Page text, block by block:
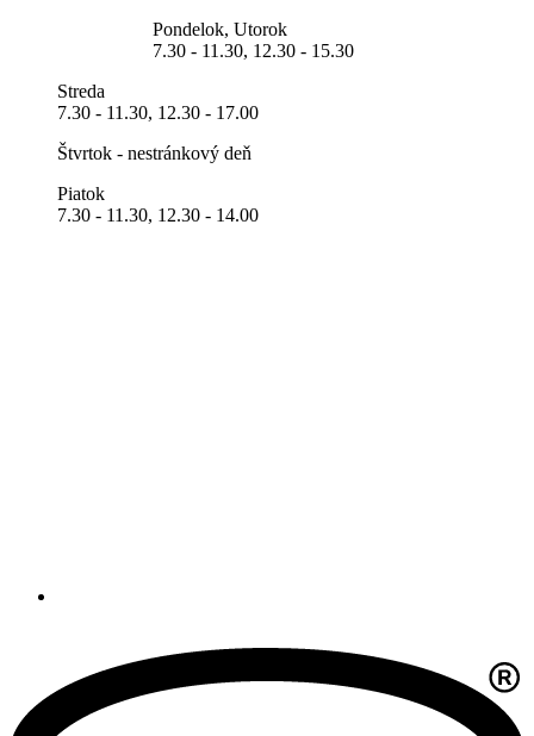
Pondelok, Utorok
7.30 - 11.30, 12.30 - 15.30
Streda
7.30 - 11.30, 12.30 - 17.00
Štvrtok - nestránkový deň
Piatok
7.30 - 11.30, 12.30 - 14.00